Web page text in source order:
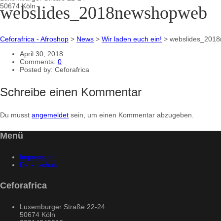
50674 Köln
webslides_2018newshopweb
Ceforafrica - Afroshop > News > Wir laden euch ein! >
April 30, 2018
Comments: 0
Posted by: Ceforafrica
Schreibe einen Kommentar
Du musst angemeldet sein, um einen Kommentar abzugeben.
Menü
Impressum
Datenschutz
Ceforafrica
Luxemburger Straße 22-24
50674 Köln